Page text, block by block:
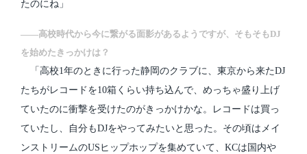
たのにね」
――高校時代から今に繋がる面影があるようですが、そもそもDJ
を始めたきっかけは？
「高校1年のときに行った静岡のクラブに、東京から来たDJ
たちがレコードを10箱くらい持ち込んで、めっちゃ盛り上げ
ていたのに衝撃を受けたのがきっかけかな。レコードは買っ
ていたし、自分もDJをやってみたいと思った。その頃はメイ
ンストリームのUSヒップホップを集めていて、KCは国内や